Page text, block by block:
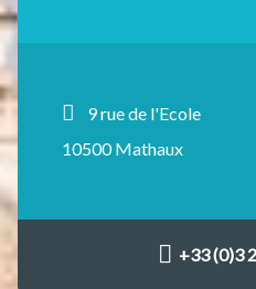
9 rue de l'Ecole
10500 Mathaux
+33 (0)3